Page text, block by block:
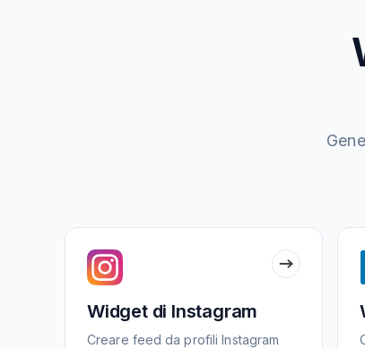
Widget di Instagram
Creare feed da profili Instagram